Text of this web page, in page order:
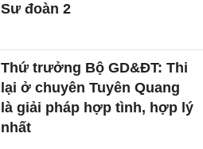
Sư đoàn 2
Thứ trưởng Bộ GD&ĐT: Thi
lại ở chuyên Tuyên Quang
là giải pháp hợp tình, hợp lý
nhất